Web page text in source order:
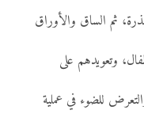
ثم الساق والأوراق
وتعويدهم على
للضوء في عملية